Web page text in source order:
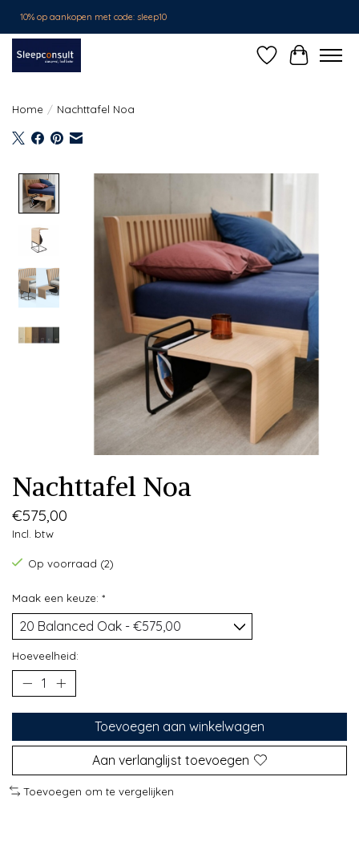
10% op aankopen met code: sleep10
Verlanglijst
Home / Nachttafel Noa
Nachttafel Noa
€575,00
Incl. btw
Op voorraad (2)
Maak een keuze: *
Hoeveelheid:
Toevoegen aan winkelwagen
Aan verlanglijst toevoegen
Toevoegen om te vergelijken